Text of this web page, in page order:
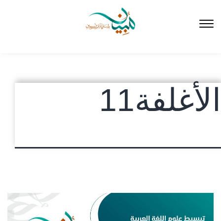
المحتوى
الأغلفة11